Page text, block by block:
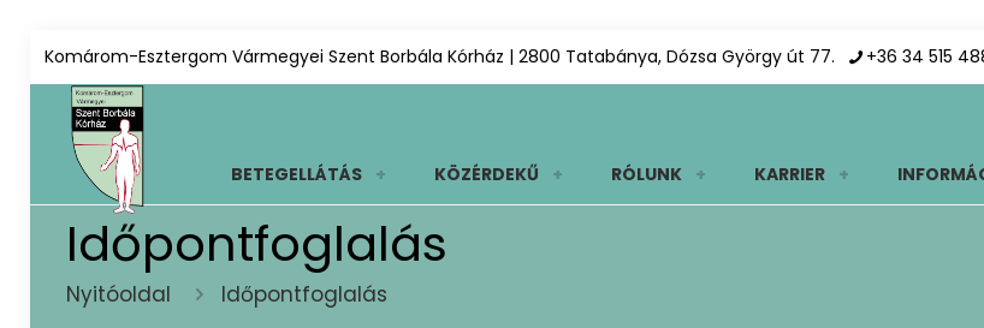
Komárom-Esztergom Vármegyei Szent Borbála Kórház | 2800 Tatabánya, Dózsa György út 77. +36 34 515
BETEGELLÁTÁS KÖZÉRDEKŰ RÓLUNK KARRIER
Időpontfoglalás
Nyitóoldal Időpontfoglalás